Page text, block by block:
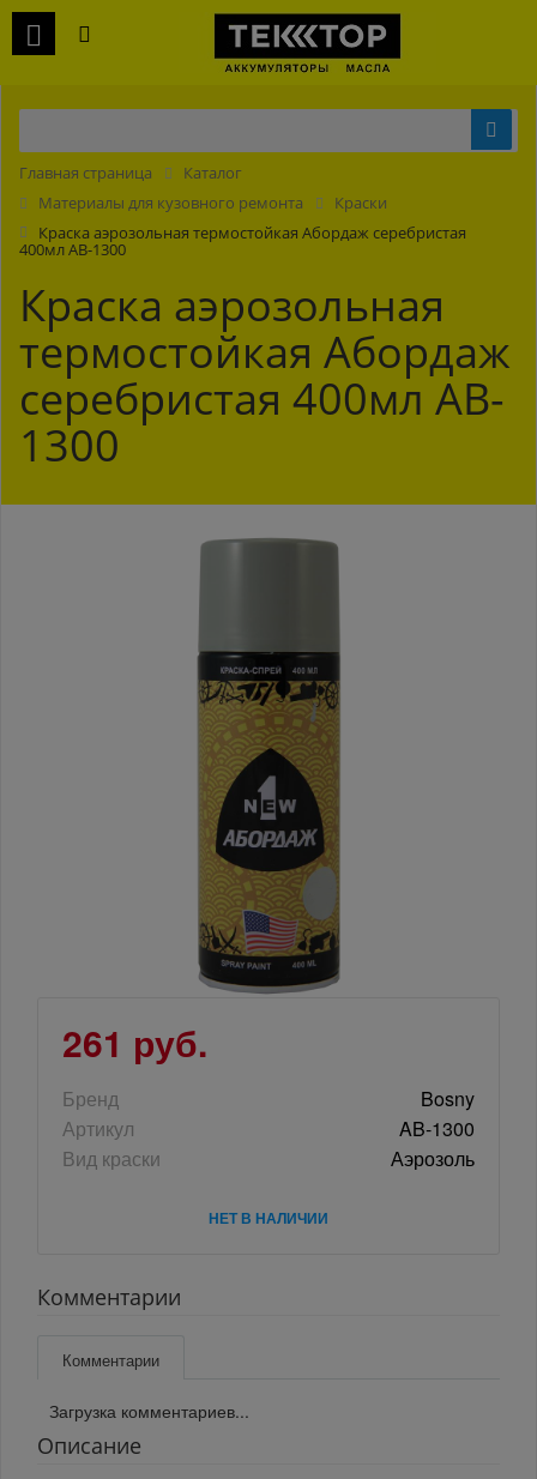
Главная страница
Каталог
Материалы для кузовного ремонта
Краски
Краска аэрозольная термостойкая Абордаж серебристая
400мл AB-1300
Краска аэрозольная
термостойкая Абордаж
серебристая 400мл AB-
1300
261 руб.
Бренд
Bosny
Артикул
AB-1300
Вид краски
Аэрозоль
НЕТ В НАЛИЧИИ
Комментарии
Комментарии
Загрузка комментариев...
Описание